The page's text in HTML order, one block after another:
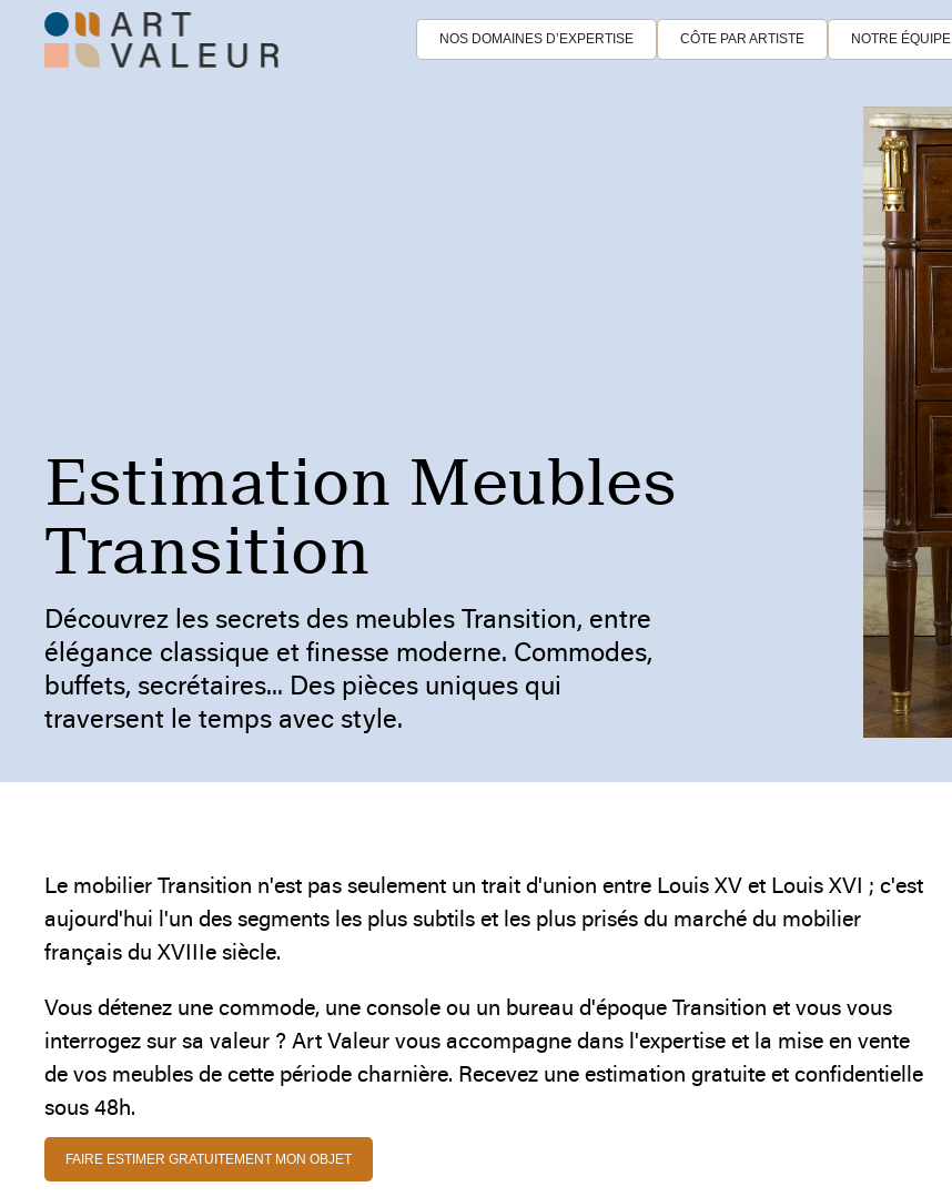
NOS DOMAINES D’EXPERTISE CÔTE PAR ARTISTE NOTRE ÉQUIPE
Estimation Meubles
Transition
Découvrez les secrets des meubles Transition, entre
élégance classique et finesse moderne. Commodes,
buffets, secrétaires... Des pièces uniques qui
traversent le temps avec style.
Le mobilier Transition n'est pas seulement un trait d'union entre Louis XV et Louis XVI ; c'est
aujourd'hui l'un des segments les plus subtils et les plus prisés du marché du mobilier
français du XVIIIe siècle.
Vous détenez une commode, une console ou un bureau d'époque Transition et vous vous
interrogez sur sa valeur ? Art Valeur vous accompagne dans l'expertise et la mise en vente
de vos meubles de cette période charnière. Recevez une estimation gratuite et confidentielle
sous 48h.
FAIRE ESTIMER GRATUITEMENT MON OBJET